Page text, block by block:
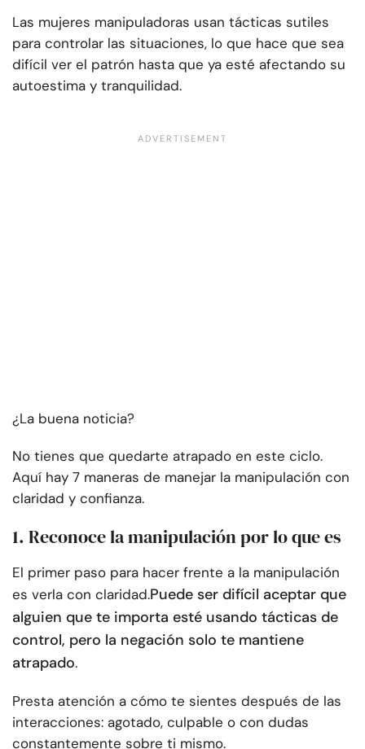
Las mujeres manipuladoras usan tácticas sutiles
para controlar las situaciones, lo que hace que sea
difícil ver el patrón hasta que ya esté afectando su
autoestima y tranquilidad.
¿La buena noticia?
No tienes que quedarte atrapado en este ciclo.
Aquí hay 7 maneras de manejar la manipulación con
claridad y confianza.
1. Reconoce la manipulación por lo que es
El primer paso para hacer frente a la manipulación
es verla con claridad.Puede ser difícil aceptar que
alguien que te importa esté usando tácticas de
control, pero la negación solo te mantiene
atrapado.
Presta atención a cómo te sientes después de las
interacciones: agotado, culpable o con dudas
constantemente sobre ti mismo.